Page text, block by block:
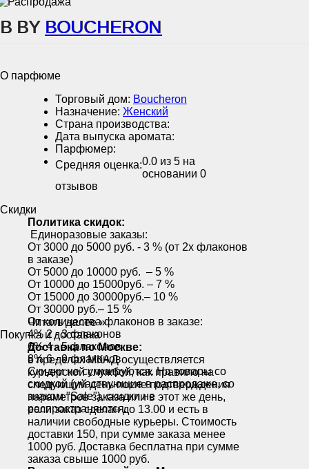
B BY BOUCHERON
О парфюме
Торговый дом: Boucheron
Назначение: Женский
Страна производства:
Дата выпуска аромата:
Парфюмер:
Средняя оценка:0.0 из 5 на
основании 0
отзывов
Скидки
Политика скидок:
Единоразовые заказы:
От 3000 до 5000 руб. - 3 % (от 2х флаконов
в заказе)
От 5000 до 10000 руб. – 5 %
От 10000 до 15000руб. – 7 %
От 15000 до 30000руб.– 10 %
От 30000 руб.– 15 %
От количества флаконов в заказе:
4% 2 - 3 флаконов
6% 4 - 5 флаконов
8% 6 - 9 флаконов
Скидки не суммируются. На товары со
скидкой (участвующие в распродаже, со
знаком "Sale"), скидки не
распространяются.
Читать далее »
Покупка и доставка
Доставка по Москве:
в пределах МКАД осуществляется
курьерской службой, как правило на
следующий день после подтверждения
параметров заказа или в этот же день,
если заказ сделан до 13.00 и есть в
наличии свободные курьеры. Стоимость
доставки 150, при сумме заказа менее
1000 руб. Доставка бесплатна при сумме
заказа свыше 1000 руб.